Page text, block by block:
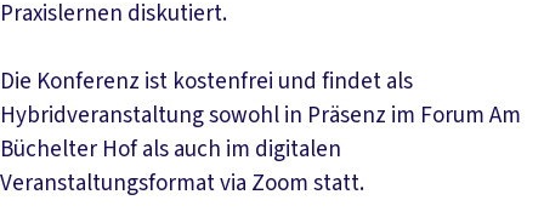
Praxislernen diskutiert.
Die Konferenz ist kostenfrei und findet als
Hybridveranstaltung sowohl in Präsenz im Forum Am
Büchelter Hof als auch im digitalen
Veranstaltungsformat via Zoom statt.